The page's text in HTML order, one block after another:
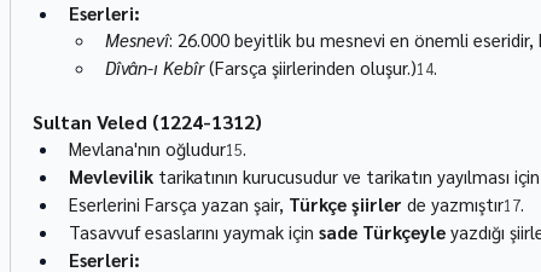
Eserleri:
Mesnevî: 26.000 beyitlik bu mesnevi en önemli eseridir,
Dîvân-ı Kebîr (Farsça şiirlerinden oluşur.)14.
Sultan Veled (1224-1312)
Mevlana'nın oğludur15.
Mevlevilik tarikatının kurucusudur ve tarikatın yayılması için
Eserlerini Farsça yazan şair, Türkçe şiirler de yazmıştır17.
Tasavvuf esaslarını yaymak için sade Türkçeyle yazdığı
Eserleri: